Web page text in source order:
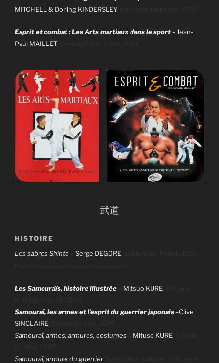
MITCHELL & Dorling KINDERSLEY, Hachette Jeunesse, 1997
Esprit et combat : Les Arts martiaux dans le sport– Jean-
Paul MAILLET, Compagnie du Livre, 2001
武道
HISTOIRE
Les sabres Shinto– Serge DEGORE
Les Samouraïs, histoire illustrée– Mitsuo KURE
Samouraï, les armes et l’esprit du guerrier japonais–Clive
SINCLAIRE
Samouraï, armes, armures, costumes – Mituso KURE
Samouraï, armure du guerrier